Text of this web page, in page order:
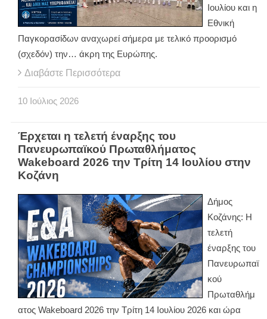
Ιουλίου και η
Εθνική
Παγκορασίδων αναχωρεί σήμερα με τελικό προορισμό
(σχεδόν) την… άκρη της Ευρώπης.
Διαβάστε Περισσότερα
10 Ιούλιος 2026
Έρχεται η τελετή έναρξης του
Πανευρωπαϊκού Πρωταθλήματος
Wakeboard 2026 την Τρίτη 14 Ιουλίου στην
Κοζάνη
Δήμος
Κοζάνης: Η
τελετή
έναρξης του
Πανευρωπαϊ
κού
Πρωταθλήμ
ατος Wakeboard 2026 την Τρίτη 14 Ιουλίου 2026 και ώρα